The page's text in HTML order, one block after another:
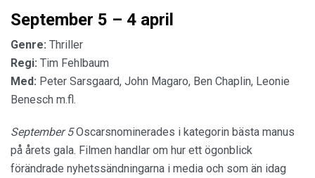
September 5 – 4 april
Genre: Thriller
Regi: Tim Fehlbaum
Med: Peter Sarsgaard, John Magaro, Ben Chaplin, Leonie
Benesch m.fl.
September 5Oscarsnominerades i kategorin bästa manus
på årets gala. Filmen handlar om hur ett ögonblick
förändrade nyhetssändningarna i media och som än idag